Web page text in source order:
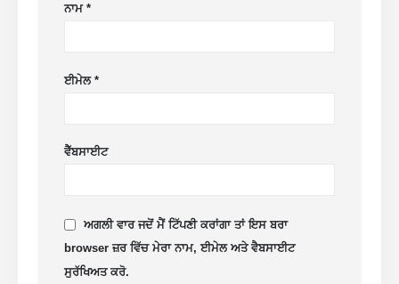
ਨਾਮ*
ਈਮੇਲ*
ਵੈੱਬਸਾਈਟ
ਅਗਲੀ ਵਾਰ ਜਦੋਂ ਮੈਂ ਟਿੱਪਣੀ ਕਰਾਂਗਾ ਤਾਂ ਇਸ ਬਰਾ
browser ਜ਼ਰ ਵਿੱਚ ਮੇਰਾ ਨਾਮ, ਈਮੇਲ ਅਤੇ ਵੈਬਸਾਈਟ
ਸੁਰੱਖਿਅਤ ਕਰੋ.